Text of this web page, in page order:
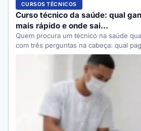
CURSOS TÉCNICOS
Curso técnico da saúde: qual
mais rápido e onde sai…
Quem procura um técnico na saúde
com três perguntas na cabeça: qual